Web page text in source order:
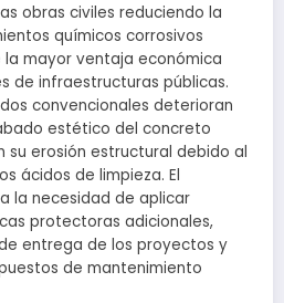
obras civiles reduciendo la
químicos corrosivos
mayor ventaja económica
de infraestructuras públicas.
convencionales deterioran
estético del concreto
su erosión estructural debido al
ácidos de limpieza. El
la necesidad de aplicar
protectoras adicionales,
entrega de los proyectos y
de mantenimiento